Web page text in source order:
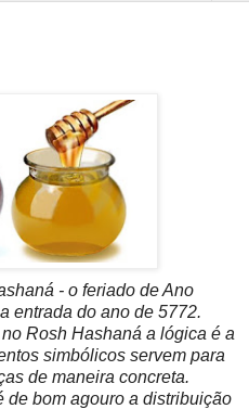
- o feriado de Ano
entrada do ano de 5772.
Rosh Hashaná a lógica é a
simbólicos servem para
de maneira concreta.
de bom agouro a distribuição